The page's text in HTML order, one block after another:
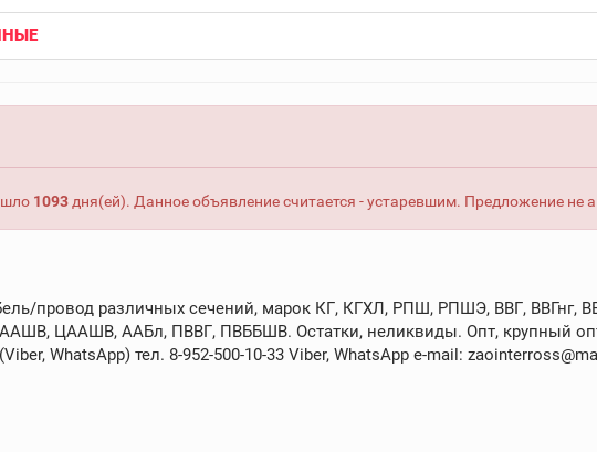
1093 дня(ей). Данное объявление считается - устаревшим. Предложение не
провод различных сечений, марок КГ, КГХЛ, РПШ, РПШЭ, ВВГ, ВВГнг,
ААШВ, ЦААШВ, ААБл, ПВВГ, ПВББШВ. Остатки, неликвиды. Опт, крупный
WhatsApp) тел. 8-952-500-10-33 Viber, WhatsApp e-mail: